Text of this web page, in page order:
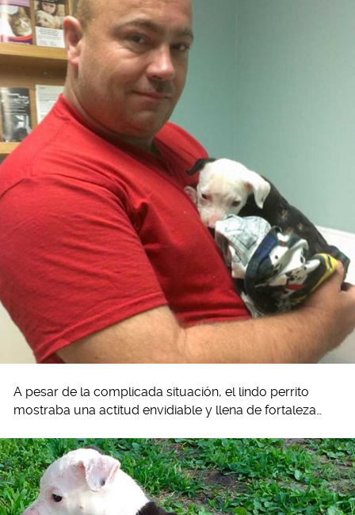
A pesar de la complicada situación, el lindo perrito
mostraba una actitud envidiable y llena de fortaleza…